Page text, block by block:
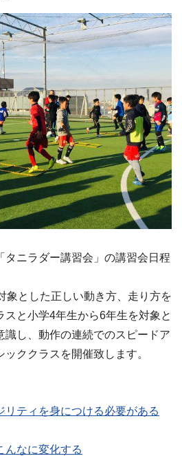
タニラダー講習会」の講習会日程
象とした正しい動き方、走り方を
スと小学4年生から6年生を対象と
識し、動作の連続でのスピードア
ククラスを開催致します。
リティを身につける必要がある
んなに変化する